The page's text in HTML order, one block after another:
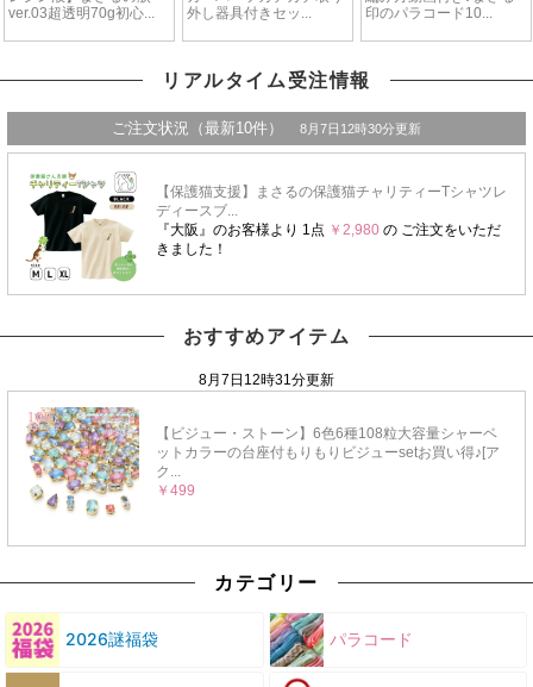
リアルタイム受注情報
おすすめアイテム
カテゴリー
2026謎福袋 パラコード